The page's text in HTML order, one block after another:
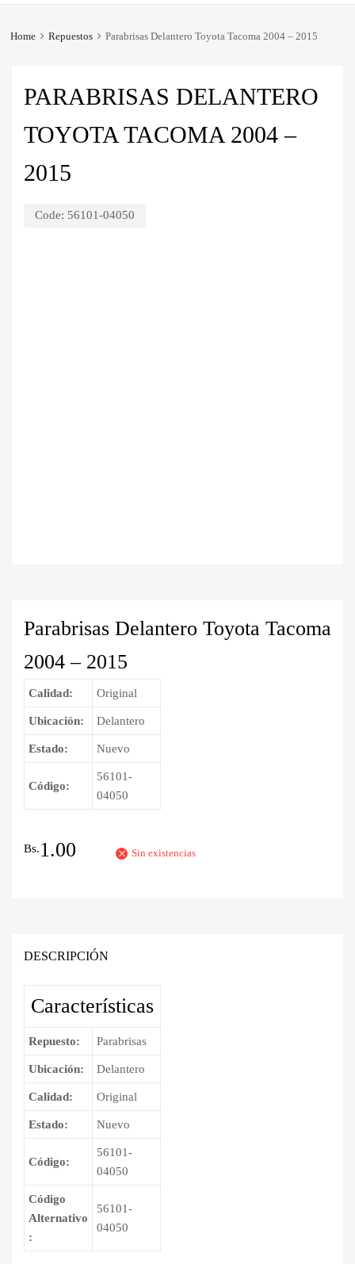
Home Repuestos Parabrisas Delantero Toyota Tacoma 2004 – 2015
PARABRISAS DELANTERO
TOYOTA TACOMA 2004 –
2015
Code: 56101-04050
Parabrisas Delantero Toyota Tacoma
2004 – 2015
Calidad: Original
Ubicación: Delantero
Estado: Nuevo
Código:
56101-
04050
Bs.1.00 Sin existencias
DESCRIPCIÓN
Características
Repuesto: Parabrisas
Ubicación: Delantero
Calidad: Original
Estado: Nuevo
Código:
56101-
04050
Código
Alternativo
:
56101-
04050